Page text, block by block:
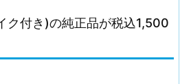
ク付き)の純正品が税込1,500